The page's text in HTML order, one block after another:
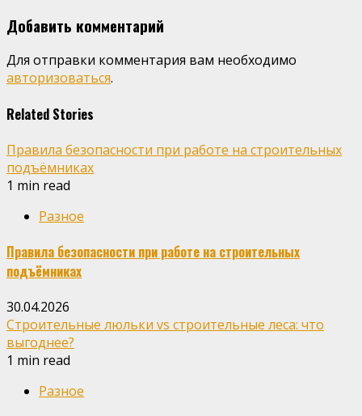
Добавить комментарий
Для отправки комментария вам необходимо
авторизоваться.
Related Stories
Правила безопасности при работе на строительных
подъёмниках
1 min read
Разное
Правила безопасности при работе на строительных
подъёмниках
30.04.2026
Строительные люльки vs строительные леса: что
выгоднее?
1 min read
Разное